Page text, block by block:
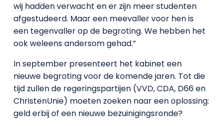
wij hadden verwacht en er zijn meer studenten
afgestudeerd. Maar een meevaller voor hen is
een tegenvaller op de begroting. We hebben het
ook weleens andersom gehad.”
In september presenteert het kabinet een
nieuwe begroting voor de komende jaren. Tot die
tijd zullen de regeringspartijen (VVD, CDA, D66 en
ChristenUnie) moeten zoeken naar een oplossing:
geld erbij of een nieuwe bezuinigingsronde?